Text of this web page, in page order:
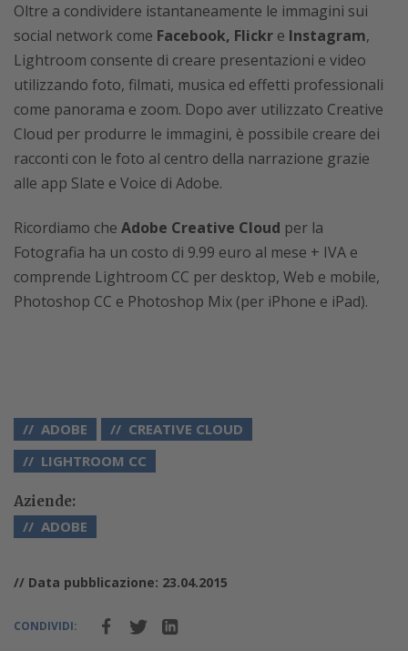
Oltre a condividere istantaneamente le immagini sui
social network come Facebook, Flickr e Instagram,
Lightroom consente di creare presentazioni e video
utilizzando foto, filmati, musica ed effetti professionali
come panorama e zoom. Dopo aver utilizzato Creative
Cloud per produrre le immagini, è possibile creare dei
racconti con le foto al centro della narrazione grazie
alle app Slate e Voice di Adobe.
Ricordiamo che Adobe Creative Cloud per la
Fotografia ha un costo di 9.99 euro al mese + IVA e
comprende Lightroom CC per desktop, Web e mobile,
Photoshop CC e Photoshop Mix (per iPhone e iPad).
ADOBE
CREATIVE CLOUD
LIGHTROOM CC
Aziende:
ADOBE
// Data pubblicazione: 23.04.2015
CONDIVIDI: